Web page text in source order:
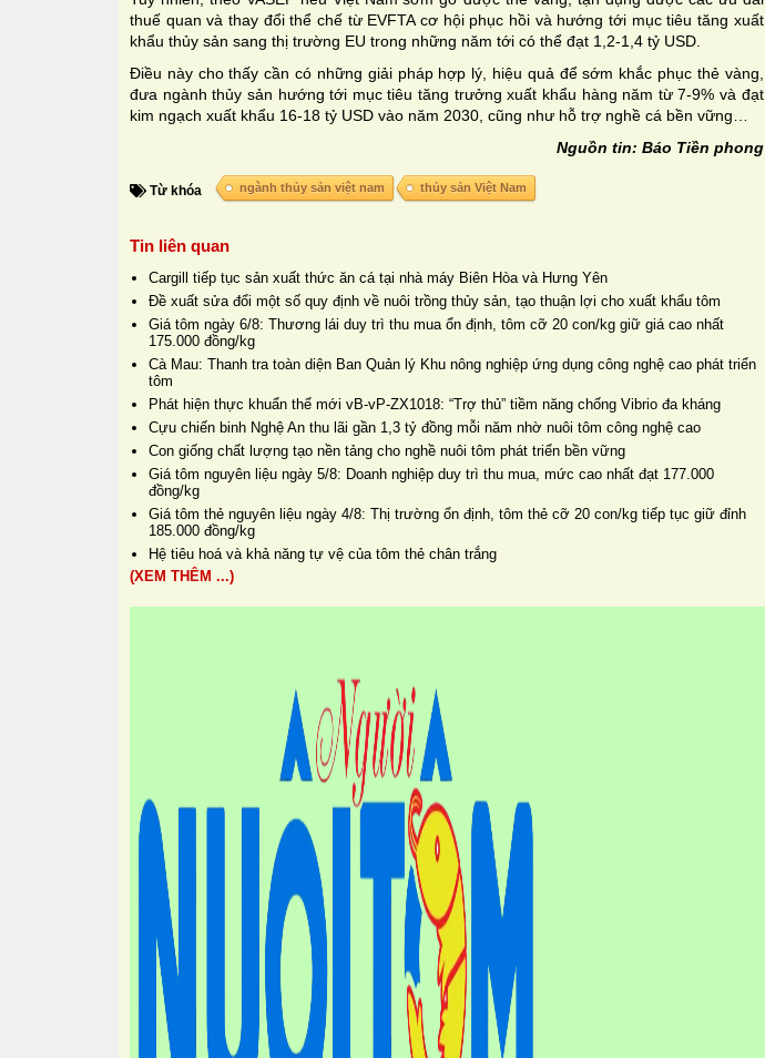
thuế quan và thay đổi thể chế từ EVFTA cơ hội phục hồi và hướng tới mục tiêu tăng xuất
khẩu thủy sản sang thị trường EU trong những năm tới có thể đạt 1,2-1,4 tỷ USD.
Điều này cho thấy cần có những giải pháp hợp lý, hiệu quả để sớm khắc phục thẻ vàng,
đưa ngành thủy sản hướng tới mục tiêu tăng trưởng xuất khẩu hàng năm từ 7-9% và đạt
kim ngạch xuất khẩu 16-18 tỷ USD vào năm 2030, cũng như hỗ trợ nghề cá bền vững…
Nguồn tin: Báo Tiền phong
Từ khóa ngành thủy sản việt nam thủy sản Việt Nam
Tin liên quan
Cargill tiếp tục sản xuất thức ăn cá tại nhà máy Biên Hòa và Hưng Yên
Đề xuất sửa đổi một số quy định về nuôi trồng thủy sản, tạo thuận lợi cho xuất khẩu tôm
Giá tôm ngày 6/8: Thương lái duy trì thu mua ổn định, tôm cỡ 20 con/kg giữ giá cao nhất
175.000 đồng/kg
Cà Mau: Thanh tra toàn diện Ban Quản lý Khu nông nghiệp ứng dụng công nghệ cao phát triển
tôm
Phát hiện thực khuẩn thể mới vB-vP-ZX1018: “Trợ thủ” tiềm năng chống Vibrio đa kháng
Cựu chiến binh Nghệ An thu lãi gần 1,3 tỷ đồng mỗi năm nhờ nuôi tôm công nghệ cao
Con giống chất lượng tạo nền tảng cho nghề nuôi tôm phát triển bền vững
Giá tôm nguyên liệu ngày 5/8: Doanh nghiệp duy trì thu mua, mức cao nhất đạt 177.000
đồng/kg
Giá tôm thẻ nguyên liệu ngày 4/8: Thị trường ổn định, tôm thẻ cỡ 20 con/kg tiếp tục giữ đỉnh
185.000 đồng/kg
Hệ tiêu hoá và khả năng tự vệ của tôm thẻ chân trắng
(XEM THÊM ...)